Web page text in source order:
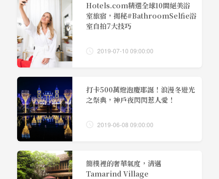
Hotels.com精選全球10間絕美浴
室旅宿，揭秘#BathroomSelfie浴
室自拍7大技巧
2019-07-10 09:00:00
打卡500萬燈泡慶耶誕！浪漫冬遊光
之祭典，神戶夜閃閃惹人愛！
2019-06-08 09:00:00
簡樸裡的奢華氣度，清邁
Tamarind Village